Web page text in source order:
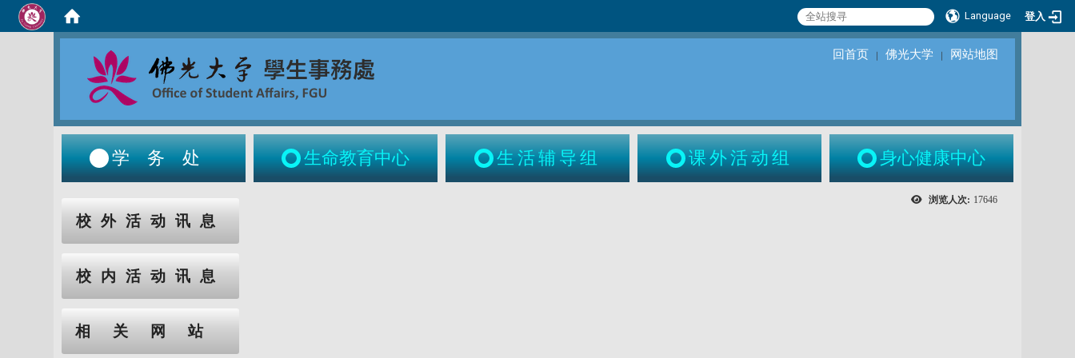
Language 登入
回首页 ｜ 佛光大学 ｜ 网站地图
学务处 生命教育中心 生活辅导组 课外活动组 身心健康中心
校外活动讯息
校内活动讯息
相关网站
浏览人次: 17646